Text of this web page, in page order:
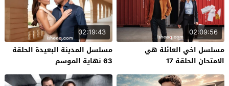
02:09:56
مسلسل اخي العائلة هي
الامتحان الحلقة 17
02:19:43
مسلسل المدينة البعيدة الحلقة
63 نهاية الموسم